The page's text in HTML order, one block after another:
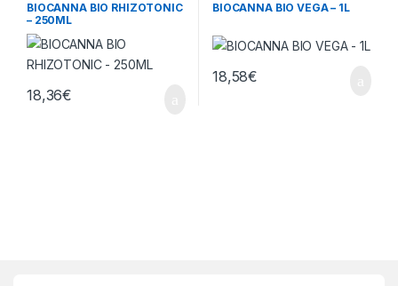
BIOCANNA BIO RHIZOTONIC
– 250ML
18,36€
BIOCANNA BIO VEGA – 1L
18,58€